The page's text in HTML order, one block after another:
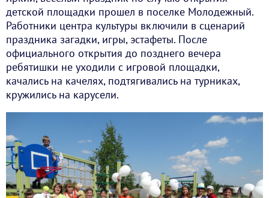
детской площадки прошел в поселке Молодежный.
Работники центра культуры включили в сценарий
праздника загадки, игры, эстафеты. После
официального открытия до позднего вечера
ребятишки не уходили с игровой площадки,
качались на качелях, подтягивались на турниках,
кружились на карусели.